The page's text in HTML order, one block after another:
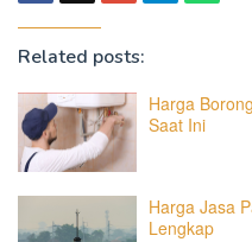
Related posts:
Harga
Saat Ini
Harga Jasa
Lengkap